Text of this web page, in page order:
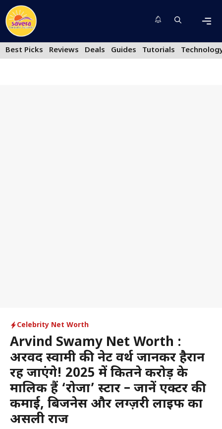
Skip
to
content
Best Picks
Reviews Deals Guides Tutorials
Celebrity Net Worth
Arvind Swamy Net Worth :
अरविंद स्वामी की नेट वर्थ जानकर हैरान
रह जाएंगे! 2025 में कितने करोड़ के
मालिक हैं ‘रोजा’ स्टार – जानें एक्टर की
कमाई, बिजनेस और लग्ज़री लाइफ का
असली राज